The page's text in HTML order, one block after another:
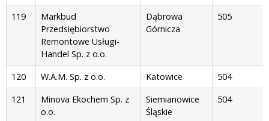
119
Markbud
Przedsiębiorstwo
Remontowe Usługi-
Handel Sp. z o.o.
Dąbrowa
Górnicza
505
120 W.A.M. Sp. z o.o. Katowice
504
121
Minova Ekochem Sp. z
o.o.
Siemianowice
Śląskie
504